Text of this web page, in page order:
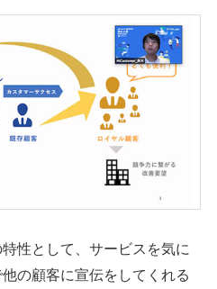
性として、サービスを気に
の顧客に宣伝をしてくれる